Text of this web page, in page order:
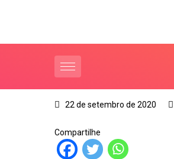
22 de setembro de 2020
Compartilhe